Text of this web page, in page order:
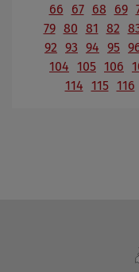
66
67 68 69
79 80 81 82
92 93 94 95
104 105 106
114 115 116